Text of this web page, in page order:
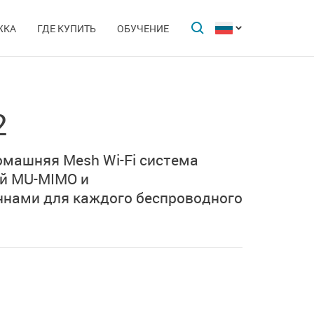
ГДЕ КУПИТЬ ОБУЧЕНИЕ
Mesh Wi-Fi система
MU-MIMO и
для каждого беспроводного